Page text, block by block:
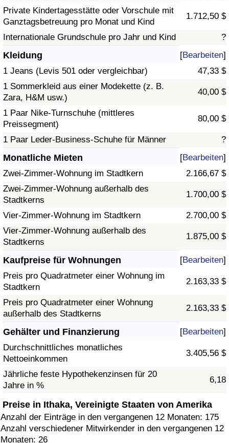
Private Kindertagesstätte oder Vorschule mit
Ganztagsbetreuung pro Monat und Kind
1.712,50 $
Internationale Grundschule pro Jahr und Kind ?
Kleidung [Bearbeiten]
1 Jeans (Levis 501 oder vergleichbar)
47,33 $
1 Sommerkleid aus einer Modekette (z. B.
Zara, H&M usw.)
40,00 $
1 Paar Nike-Turnschuhe (mittleres
Preissegment)
80,00 $
1 Paar Leder-Business-Schuhe für Männer ?
Monatliche Mieten [Bearbeiten]
Zwei-Zimmer-Wohnung im Stadtkern
2.166,67 $
Zwei-Zimmer-Wohnung außerhalb des
Stadtkerns
1.700,00 $
Vier-Zimmer-Wohnung im Stadtkern
2.700,00 $
Vier-Zimmer-Wohnung außerhalb des
Stadtkerns
1.875,00 $
Kaufpreise für Wohnungen [Bearbeiten]
Preis pro Quadratmeter einer Wohnung im
Stadtkern
2.163,33 $
Preis pro Quadratmeter einer Wohnung
außerhalb des Stadtkerns
2.163,33 $
Gehälter und Finanzierung [Bearbeiten]
Durchschnittliches monatliches
Nettoeinkommen
3.405,56 $
Jährliche feste Hypothekenzinsen für 20
Jahre in %
6,18
Preise in Ithaka, Vereinigte Staaten von Amerika
Anzahl der Einträge in den vergangenen 12 Monaten: 175
Anzahl verschiedener Mitwirkender in den vergangenen 12
Monaten: 26